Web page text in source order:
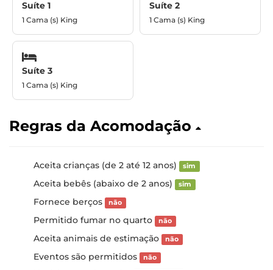
Suíte 1
1 Cama (s) King
Suíte 2
1 Cama (s) King
Suíte 3
1 Cama (s) King
Regras da Acomodação
Aceita crianças (de 2 até 12 anos) sim
Aceita bebês (abaixo de 2 anos) sim
Fornece berços não
Permitido fumar no quarto não
Aceita animais de estimação não
Eventos são permitidos não